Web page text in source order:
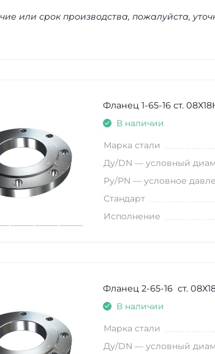
или срок производства, пожалуйста,
Фланец 1-65-16 ст.
В наличии
Марка стали
Ду/DN — условный
Ру/PN — условное
Стандарт
Исполнение
Фланец 2-65-16 ст.
В наличии
Марка стали
Ду/DN — условный